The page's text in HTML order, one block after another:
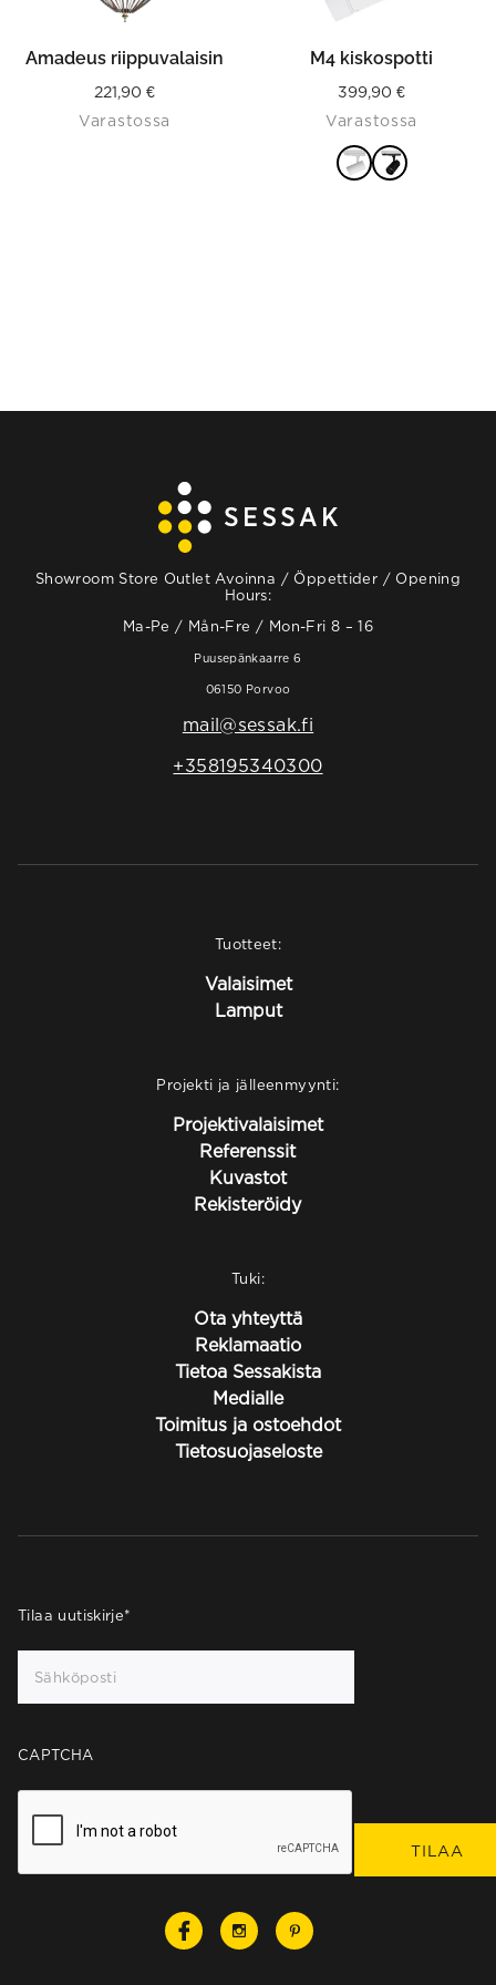
Amadeus riippuvalaisin
221,90 €
Varastossa
product
page
M4 kiskospotti
399,90 €
Varastossa
Showroom Store Outlet Avoinna / Öppettider / Opening
Hours:
Ma-Pe / Mån-Fre / Mon-Fri 8 – 16
Puusepänkaarre 6
06150 Porvoo
mail@sessak.fi
+358195340300
Tuotteet:
Valaisimet
Lamput
Projekti ja jälleenmyynti:
Projektivalaisimet
Referenssit
Kuvastot
Rekisteröidy
Tuki:
Ota yhteyttä
Reklamaatio
Tietoa Sessakista
Medialle
Toimitus ja ostoehdot
Tietosuojaseloste
Tilaa uutiskirje*
CAPTCHA